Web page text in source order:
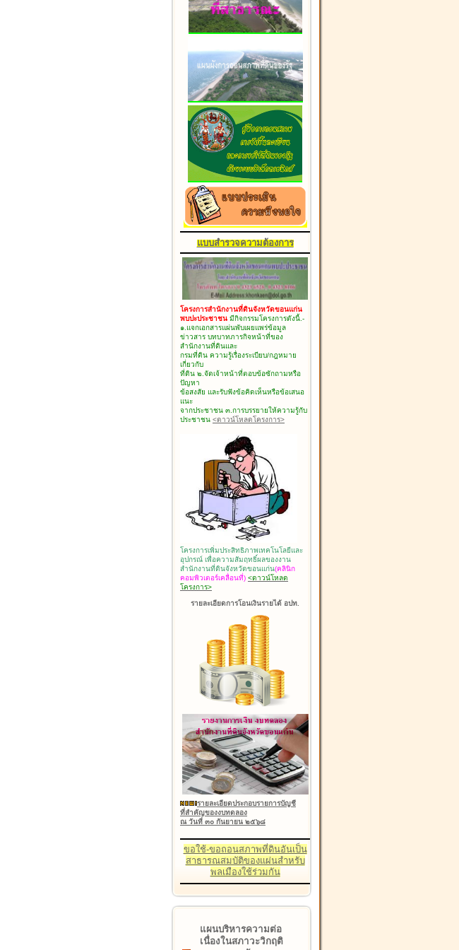
แบบสำรวจความต้องการ
โครงการสำนักงานที่ดินจังหวัดขอนแก่น
พบปะประชาชน มีกิจกรรมโครงการดังนี้.-
๑.แจกเอกสารแผ่นพับเผยแพร่ข้อมูล
ข่าวสาร บทบาทภารกิจหน้าที่ของ
สำนักงานที่ดินและ
กรมที่ดิน ความรู้เรื่องระเบียบ/กฎหมาย
เกี่ยวกับ
ที่ดิน ๒.จัดเจ้าหน้าที่ตอบข้อซักถามหรือ
ปัญหา
ข้อสงสัย และรับฟังข้อคิดเห็นหรือข้อเสนอ
แนะ
จากประชาชน ๓.การบรรยายให้ความรู้กับ
ประชาชน <ดาวน์โหลดโครงการ>
โครงการเพิ่มประสิทธิภาพเทคโนโลยีและ
อุปกรณ์ เพื่อความสัมฤทธิ์ผลของงาน
สำนักงานที่ดินจังหวัดขอนแก่น(คลินิก
คอมพิวเตอร์เคลื่อนที่) <ดาวน์โหลด
โครงการ>
รายละเอียดการโอนเงินรายได้ อปท.
รายละเอียดประกอบรายการบัญชี
ที่สำคัญของงบทดลอง
ณ วันที่ ๓๐ กันยายน ๒๕๖๘
ขอใช้-ขอถอนสภาพที่ดินอันเป็น
สาธารณสมบัติของแผ่นสำหรับ
พลเมืองใช้ร่วมกัน
แผนบริหารความต่อ
เนื่องในสภาวะวิกฤติ